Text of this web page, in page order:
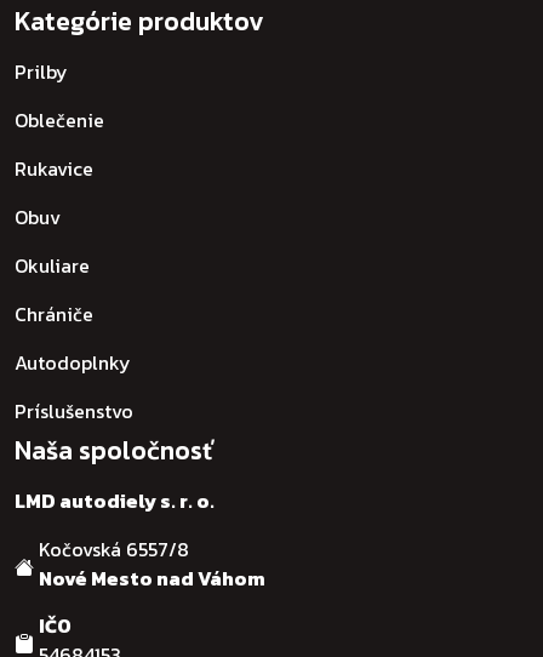
Kategórie produktov
Prilby
Oblečenie
Rukavice
Obuv
Okuliare
Chrániče
Autodoplnky
Príslušenstvo
Naša spoločnosť
LMD autodiely s. r. o.
Kočovská 6557/8
Nové Mesto nad Váhom
IČO